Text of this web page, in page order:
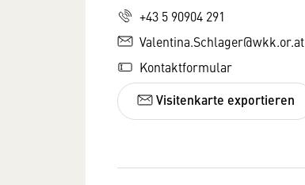
+43 5 90904 291
Valentina.Schlager@wkk.or.at
Kontaktformular
Visitenkarte exportieren